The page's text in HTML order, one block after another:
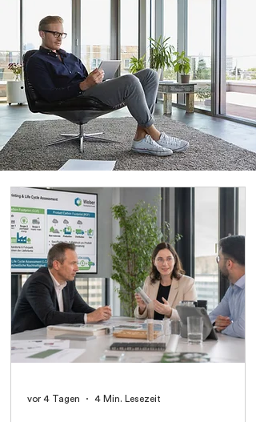
vor 4 Tagen 4 Min. Lesezeit